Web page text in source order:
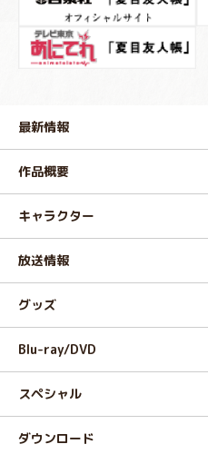
最新情報
作品概要
キャラクター
放送情報
グッズ
Blu-ray/DVD
スペシャル
ダウンロード